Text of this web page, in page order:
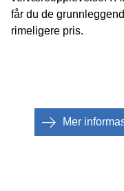
får du de
rimeligere pris.
Mer